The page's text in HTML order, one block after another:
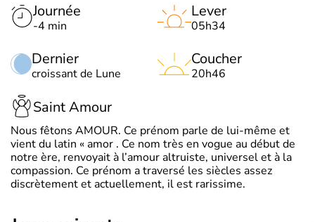
Journée
-4 min
Dernier
croissant de Lune
Lever
05h34
Coucher
20h46
Saint Amour
Nous fêtons AMOUR. Ce prénom parle de lui-même et
vient du latin « amor . Ce nom très en vogue au début de
notre ère, renvoyait à l’amour altruiste, universel et à la
compassion. Ce prénom a traversé les siècles assez
discrètement et actuellement, il est rarissime.